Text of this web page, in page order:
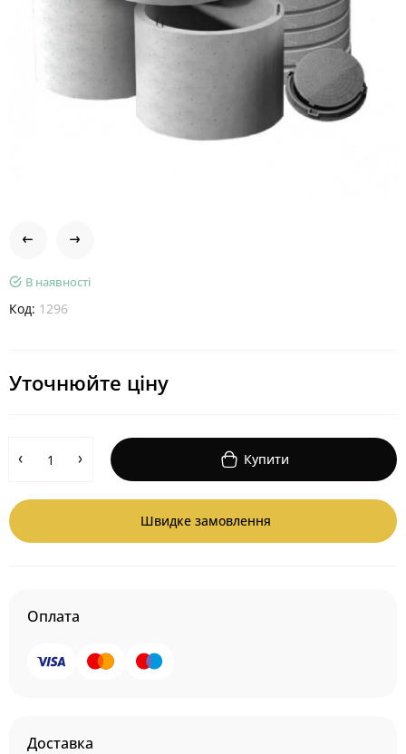
В наявності
Код: 1296
Уточнюйте ціну
Купити
Швидке замовлення
Оплата
Доставка